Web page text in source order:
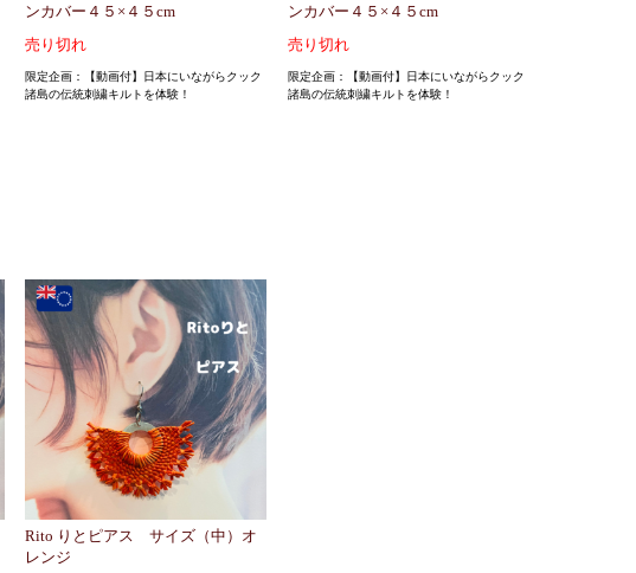
ンカバー４５×４５cm
売り切れ
限定企画：【動画付】日本にいながらクック
諸島の伝統刺繍キルトを体験！
ンカバー４５×４５cm
売り切れ
限定企画：【動画付】日本にいながらクック
諸島の伝統刺繍キルトを体験！
Rito りとピアス サイズ（中）オ
レンジ